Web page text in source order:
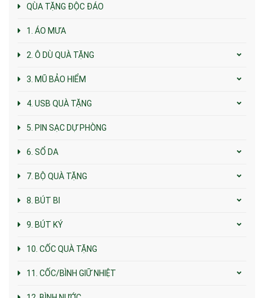
QÙA TẶNG ĐỘC ĐÁO
1. ÁO MƯA
2. Ô DÙ QUÀ TẶNG
3. MŨ BẢO HIỂM
4. USB QUÀ TẶNG
5. PIN SẠC DỰ PHÒNG
6. SỔ DA
7. BỘ QUÀ TẶNG
8. BÚT BI
9. BÚT KÝ
10. CỐC QUÀ TẶNG
11. CỐC/BÌNH GIỮ NHIỆT